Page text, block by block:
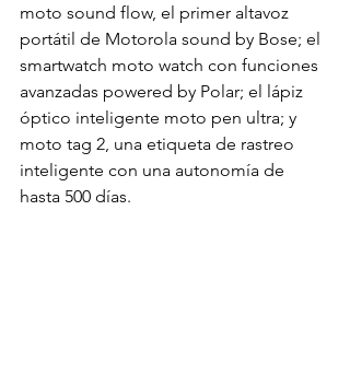
moto sound flow, el primer altavoz
portátil de Motorola sound by Bose; el
smartwatch moto watch con funciones
avanzadas powered by Polar; el lápiz
óptico inteligente moto pen ultra; y
moto tag 2, una etiqueta de rastreo
inteligente con una autonomía de
hasta 500 días.